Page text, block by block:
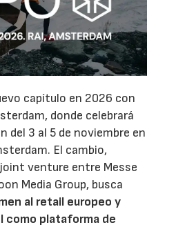
capítulo en 2026 con
donde celebrará
del 3 al 5 de noviembre en
El cambio,
venture entre Messe
Media Group, busca
al retail europeo y
como plataforma de